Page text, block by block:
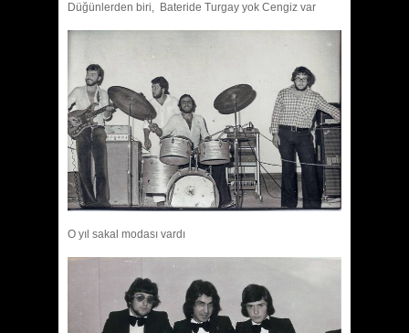
Düğünlerden biri, Bateride Turgay yok Cengiz var
O yıl sakal modası vardı